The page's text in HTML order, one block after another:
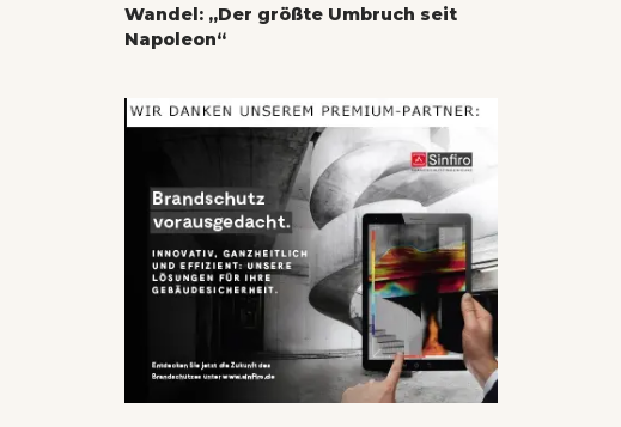
Wandel: „Der größte Umbruch seit
Napoleon“